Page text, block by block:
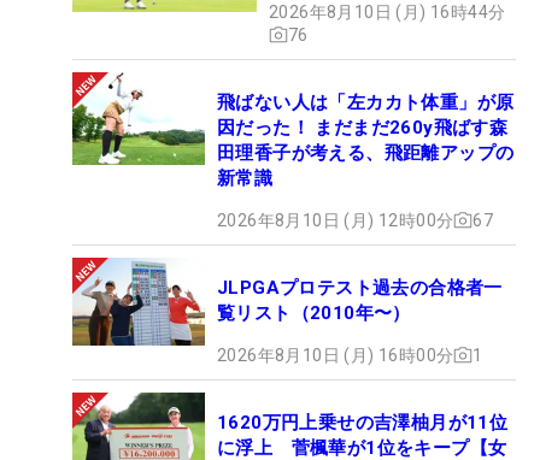
2026年8月10日 (月) 16時44分
76
飛ばない人は「左カカト体重」が原
因だった！ まだまだ260y飛ばす森
田理香子が考える、飛距離アップの
新常識
2026年8月10日 (月) 12時00分 67
JLPGAプロテスト過去の合格者一
覧リスト（2010年〜）
2026年8月10日 (月) 16時00分 1
1620万円上乗せの吉澤柚月が11位
に浮上 菅楓華が1位をキープ【女